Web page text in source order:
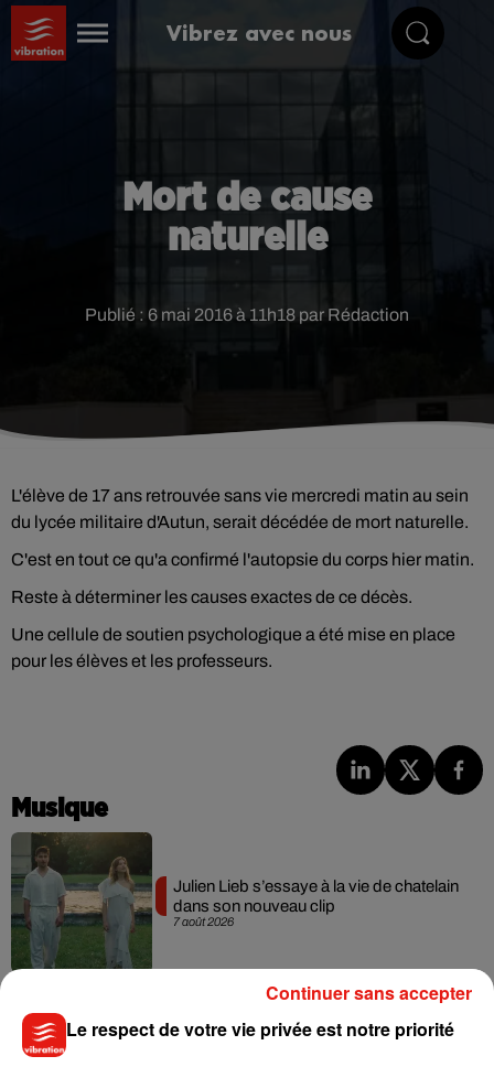
Vibrez avec nous
Mort de cause
naturelle
Publié : 6 mai 2016 à 11h18 par Rédaction
L'élève de 17 ans retrouvée sans vie mercredi matin au sein
du lycée militaire d'Autun, serait décédée de mort naturelle.
C'est en tout ce qu'a confirmé l'autopsie du corps hier matin.
Reste à déterminer les causes exactes de ce décès.
Une cellule de soutien psychologique a été mise en place
pour les élèves et les professeurs.
Musique
7 août 2026
Julien Lieb s’essaye à la vie de chatelain
dans son nouveau clip
Madonna sort enfin le remix de « Love
Le respect de votre vie privée est notre priorité
Continuer sans accepter